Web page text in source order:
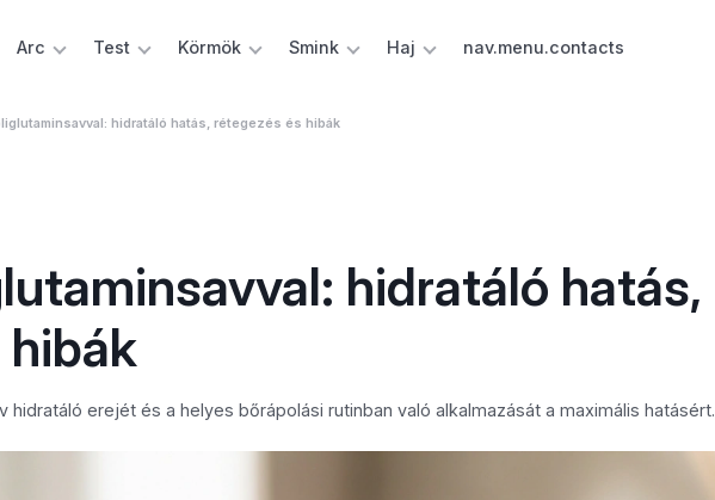
Arc Test Körmök Smink Haj nav.menu.contacts
hidratáló hatás, rétegezés és hibák
hidratáló hatás,
hidratáló erejét és a helyes bőrápolási rutinban való alkalmazását a maximális hatásért.